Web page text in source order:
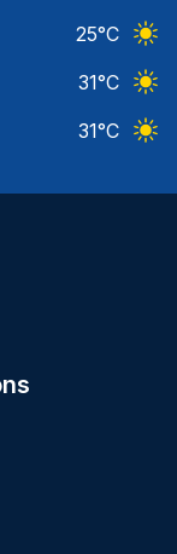
25°C
31°C
31°C